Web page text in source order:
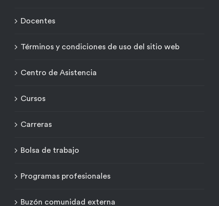
Docentes
Términos y condiciones de uso del sitio web
Centro de Asistencia
Cursos
Carreras
Bolsa de trabajo
Programas profesionales
Buzón comunidad externa